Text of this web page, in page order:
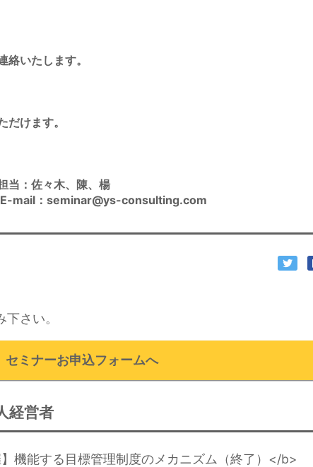
絡いたします。
けます。
当：佐々木、陳、楊
：seminar@ys-consulting.com
さい。
セミナーお申込フォームへ
経営者
機能する目標管理制度のメカニズム（終了）</b>